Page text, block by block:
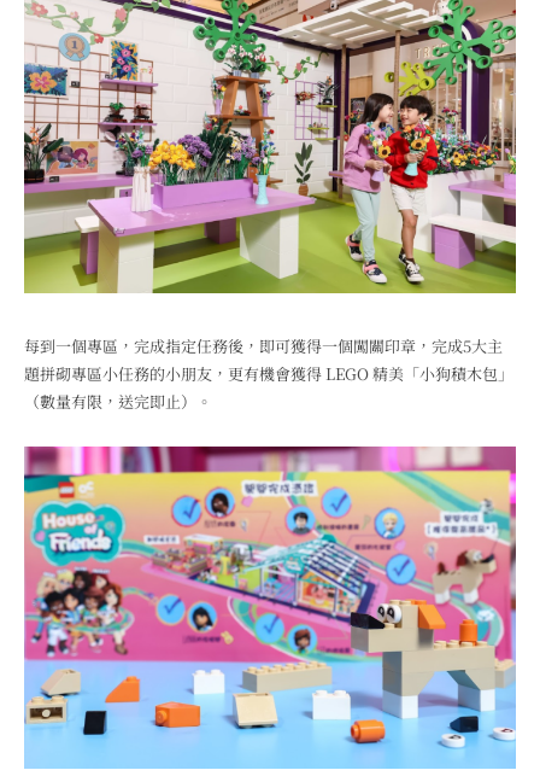
每到一個專區，完成指定任務後，即可獲得一個闖關印章，完成5大主
題拼砌專區小任務的小朋友，更有機會獲得 LEGO 精美「小狗積木包」
（數量有限，送完即止）。